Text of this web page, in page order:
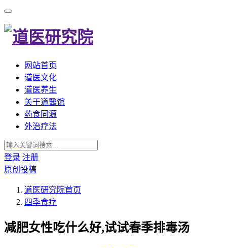
网站首页
道医文化
道医养生
关于道醫馆
药食同源
外治疗法
登录 注册
原创投稿
道医研究院首页
四季食疗
减肥女性吃什么好,试试春季排毒汤